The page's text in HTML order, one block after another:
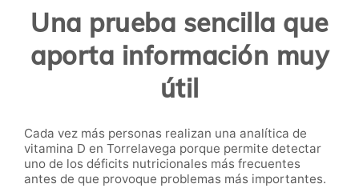
Una prueba sencilla que
aporta información muy
útil
Cada vez más personas realizan una analítica de
vitamina D en Torrelavega porque permite detectar
uno de los déficits nutricionales más frecuentes
antes de que provoque problemas más importantes.